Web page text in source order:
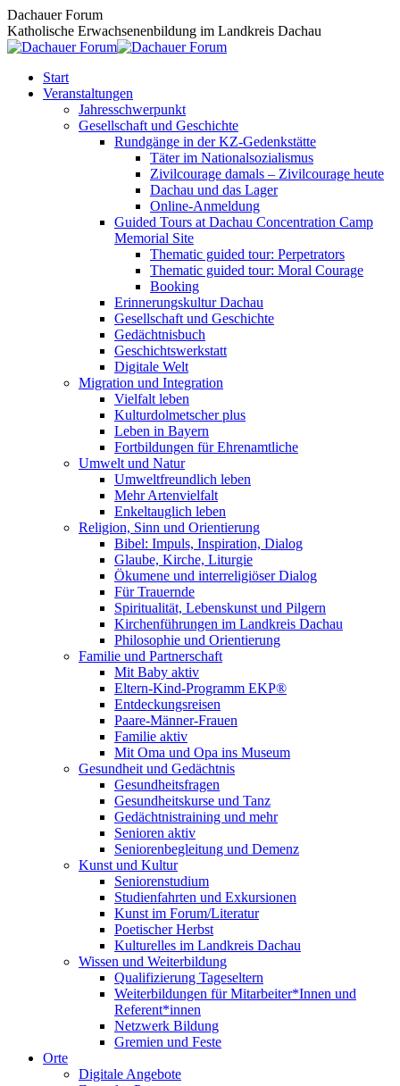
Zum
Inhalt
springen
Dachauer Forum
Katholische Erwachsenenbildung im Landkreis Dachau
Start
Veranstaltungen
Jahresschwerpunkt
Gesellschaft und Geschichte
Rundgänge in der KZ-Gedenkstätte
Täter im Nationalsozialismus
Zivilcourage damals – Zivilcourage heute
Dachau und das Lager
Online-Anmeldung
Guided Tours at Dachau Concentration Camp
Memorial Site
Thematic guided tour: Perpetrators
Thematic guided tour: Moral Courage
Booking
Erinnerungskultur Dachau
Gesellschaft und Geschichte
Gedächtnisbuch
Geschichtswerkstatt
Digitale Welt
Migration und Integration
Vielfalt leben
Kulturdolmetscher plus
Leben in Bayern
Fortbildungen für Ehrenamtliche
Umwelt und Natur
Umweltfreundlich leben
Mehr Artenvielfalt
Enkeltauglich leben
Religion, Sinn und Orientierung
Bibel: Impuls, Inspiration, Dialog
Glaube, Kirche, Liturgie
Ökumene und interreligiöser Dialog
Für Trauernde
Spiritualität, Lebenskunst und Pilgern
Kirchenführungen im Landkreis Dachau
Philosophie und Orientierung
Familie und Partnerschaft
Mit Baby aktiv
Eltern-Kind-Programm EKP®
Entdeckungsreisen
Paare-Männer-Frauen
Familie aktiv
Mit Oma und Opa ins Museum
Gesundheit und Gedächtnis
Gesundheitsfragen
Gesundheitskurse und Tanz
Gedächtnistraining und mehr
Senioren aktiv
Seniorenbegleitung und Demenz
Kunst und Kultur
Seniorenstudium
Studienfahrten und Exkursionen
Kunst im Forum/Literatur
Poetischer Herbst
Kulturelles im Landkreis Dachau
Wissen und Weiterbildung
Qualifizierung Tageseltern
Weiterbildungen für Mitarbeiter*Innen und
Referent*innen
Netzwerk Bildung
Gremien und Feste
Orte
Digitale Angebote